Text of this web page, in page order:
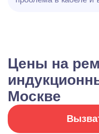
Цены на
Москве